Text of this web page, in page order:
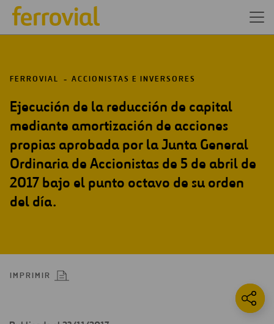
FERROVIAL ACCIONISTAS E INVERSORES
Ejecución de la reducción de capital
mediante amortización de acciones
propias aprobada por la Junta General
Ordinaria de Accionistas de 5 de abril de
2017 bajo el punto octavo de su orden
del día.
IMPRIMIR